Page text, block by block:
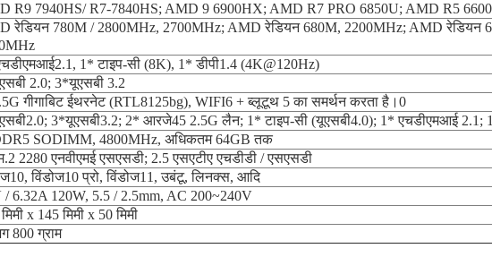
R9 7940HS/ R7-7840HS; AMD 9 6900HX; AMD R7 PRO 6850U; AMD R5
रेडियन 780M / 2800MHz, 2700MHz; AMD रेडियन 680M, 2200MHz; AMD रेडियन
1* टाइप-सी (8K), 1* डीपी1.4 (4K@120Hz)
2.0; 3*यूएसबी 3.2
गीगाबिट ईथरनेट (RTL8125bg), WIFI6 + ब्लूटूथ 5 का समर्थन करता है।0
3*यूएसबी3.2; 2* आरजे45 2.5G लैन; 1* टाइप-सी (यूएसबी4.0); 1* एचडीएमआई 2.1;
SODIMM, 4800MHz, अधिकतम 64GB तक
2280 एनवीएमई एसएसडी; 2.5 एसएटीए एचडीडी / एसएसडी
विंडोज10 प्रो, विंडोज11, उबंटू, लिनक्स, आदि
/ 6.32A 120W, 5.5 / 2.5mm, AC 200~240V
x 145 मिमी x 50 मिमी
800 ग्राम